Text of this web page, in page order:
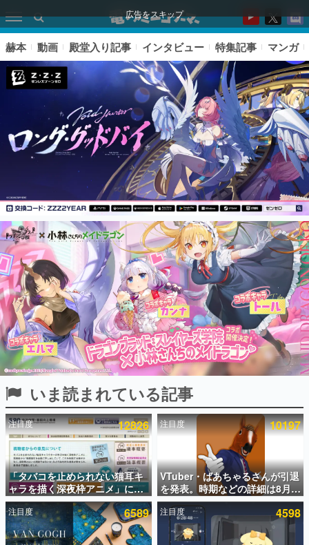
広告をスキップ
ピックアップ
電ファミのいま読まれている記事ランキング
アプリセール情報
インタビュー
連載・特集一覧
殿堂入り記事
SNS拡散数が数千以上！ ページビュー数万以上！ などな
ど。多くの人々に読まれた、電ファミ渾身の“殿堂入り”記
事をまとめました。
ゲームの企画書
名作ゲームクリエイターの方々に製作時のエピソードをお
聞きし、ヒットする企画（ゲーム）とは何か？を探ってい
きます。
赫本
この物語を解いてはいけない。『赫本』は、〈試験問題〉
の形をした短編ホラー小説集です。
赫本 動画 殿堂入り記事 インタビュー 特集記事 マンガ
いま読まれている記事
注目度 12826
「タバコを止められない猫耳キ
ャラを描く深夜枠アニメ」に視
聴者の一部から批判意見。違法
薬物の使用と思しき描写も含め
て、BPOが議論を交わす
注目度 10197
VTuber・ばあちゃるさんが引退
を発表。時期などの詳細は8月9
日15時からの配信で説明
注目度 6589 注目度 4598